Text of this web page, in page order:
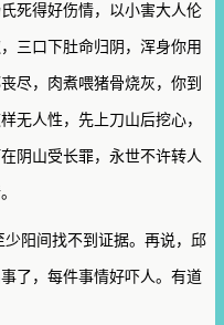
死得好伤情，以小害大人伦
三口下肚命归阴，浑身你用
尽，肉煮喂猪骨烧灰，你到
无人性，先上刀山后挖心，
阴山受长罪，永世不许转人
阳间找不到证据。再说，邱
了，每件事情好吓人。有道